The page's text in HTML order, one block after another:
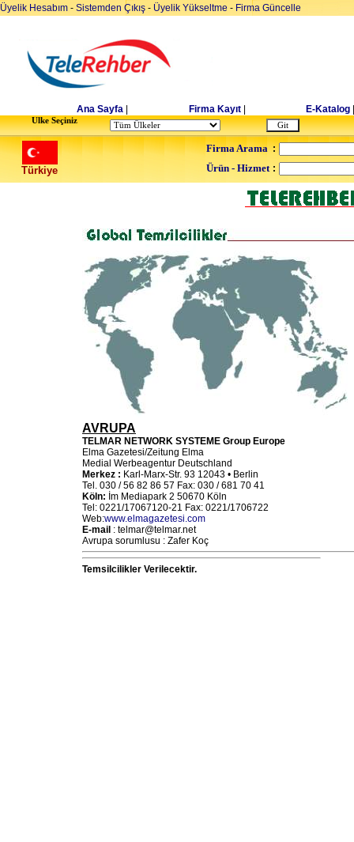
Üyelik Hesabım - Sistemden Çıkış - Üyelik Yükseltme - Firma Güncelle
Ana Sayfa Firma Kayıt E-Katalog
Ulke Seçiniz
Türkiye
Firma Arama :
Ürün - Hizmet :
AVRUPA
TELMAR NETWORK SYSTEME Group Europe
Elma Gazetesi/Zeitung Elma
Medial Werbeagentur Deutschland
Merkez : Karl-Marx-Str. 93 12043 • Berlin
Tel. 030 / 56 82 86 57 Fax: 030 / 681 70 41
Köln: İm Mediapark 2 50670 Köln
Tel: 0221/17067120-21 Fax: 0221/1706722
Web:www.elmagazetesi.com
E-mail : telmar@telmar.net
Avrupa sorumlusu : Zafer Koç
Temsilcilikler Verilecektir.